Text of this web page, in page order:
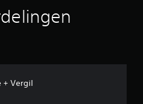
+ Vergil